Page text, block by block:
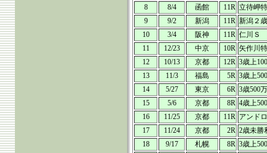
8
8/4 函館 11R 立待岬
9
9/2 新潟 11R 新潟２
10
3/4 阪神 11R 仁川Ｓ
11
12/23 中京 10R 矢作川
12
10/13 京都 12R 3歳上
13
11/3 福島 5R 3歳上
14
5/27 東京 6R 3歳500
15
5/6 京都 8R 4歳上
16
11/25 京都 11R アンド
17
11/24 京都 2R 2歳未勝
18
9/17 札幌 8R 3歳上